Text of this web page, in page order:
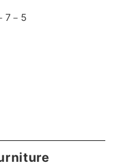
7－5